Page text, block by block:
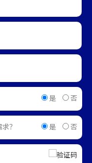
是 否
？ 是 否